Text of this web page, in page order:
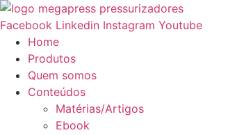
Facebook Linkedin Instagram Youtube
Home
Produtos
Quem somos
Conteúdos
Matérias/Artigos
Ebook